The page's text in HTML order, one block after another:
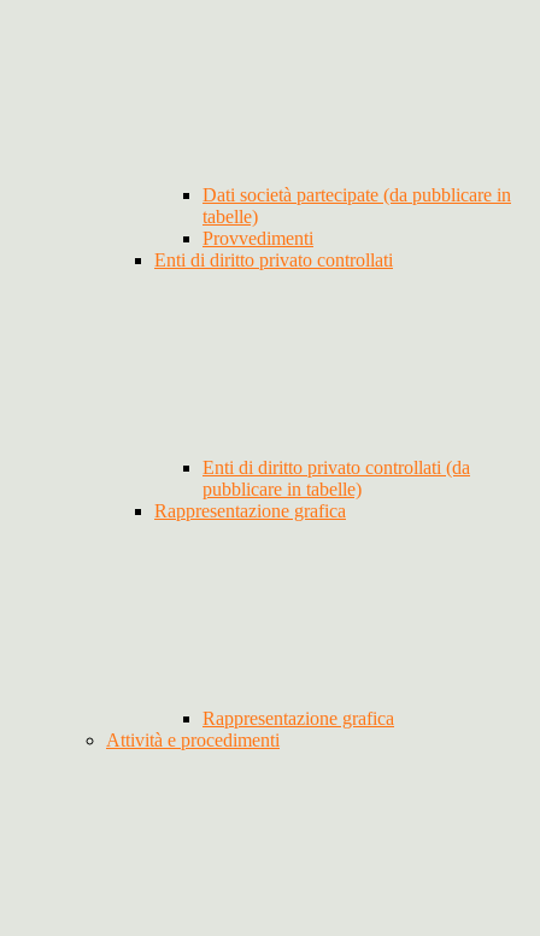
Dati società partecipate (da pubblicare in
tabelle)
Provvedimenti
Enti di diritto privato controllati
Enti di diritto privato controllati (da
pubblicare in tabelle)
Rappresentazione grafica
Rappresentazione grafica
Attività e procedimenti